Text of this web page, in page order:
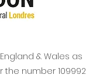
& Wales as
the number 109992